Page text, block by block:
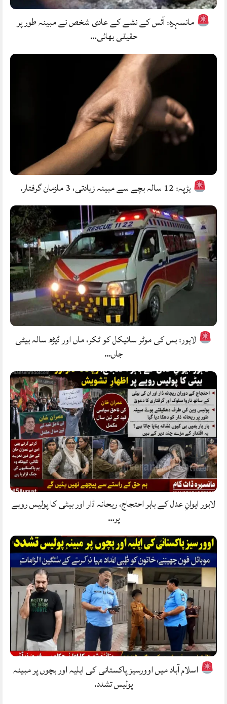
مانسہرہ: آئس کے نشے کے عادی شخص نے مبینہ طور پر
حقیقی بھائی…
ہڑپہ: 12 سالہ بچے سے مبینہ زیادتی، 3 ملزمان گرفتار.
لاہور: بس کی موٹر سائیکل کو ٹکر، ماں اور ڈیڑھ سالہ بیٹی
جاں…
لاہور ایوانِ عدل کے باہر احتجاج، ریحانہ ڈار اور بیٹی کا پولیس رویے
پر…
اسلام آباد میں اوورسیز پاکستانی کی اہلیہ اور بچوں پر مبینہ
پولیس تشدد.